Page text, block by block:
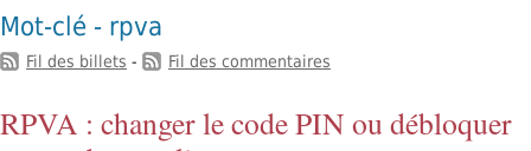
Mot-clé - rpva
Fil des billets - Fil des commentaires
RPVA : changer le code PIN ou débloquer